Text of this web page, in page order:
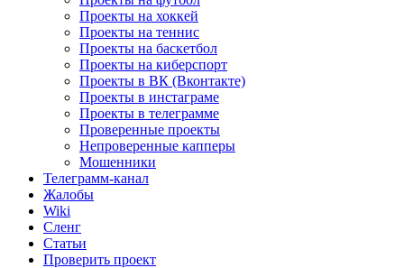
Проекты на хоккей
Проекты на теннис
Проекты на баскетбол
Проекты на киберспорт
Проекты в ВК (Вконтакте)
Проекты в инстаграме
Проекты в телеграмме
Проверенные проекты
Непроверенные капперы
Мошенники
Телеграмм-канал
Жалобы
Wiki
Сленг
Статьи
Проверить проект